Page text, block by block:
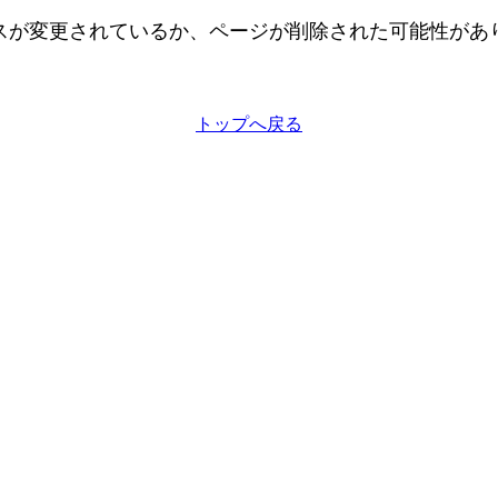
が変更されているか、ページが削除された可能性があ
トップへ戻る